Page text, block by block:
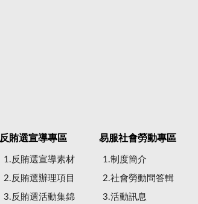
反賄選宣導專區
1.反賄選宣導素材
2.反賄選辦理項目
3.反賄選活動集錦
易服社會勞動專區
1.制度簡介
2.社會勞動問答輯
3.活動訊息